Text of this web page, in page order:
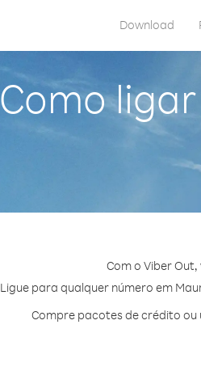
Download
Como
Com o Viber
Ligue para qualquer número em
Compre pacotes de crédito